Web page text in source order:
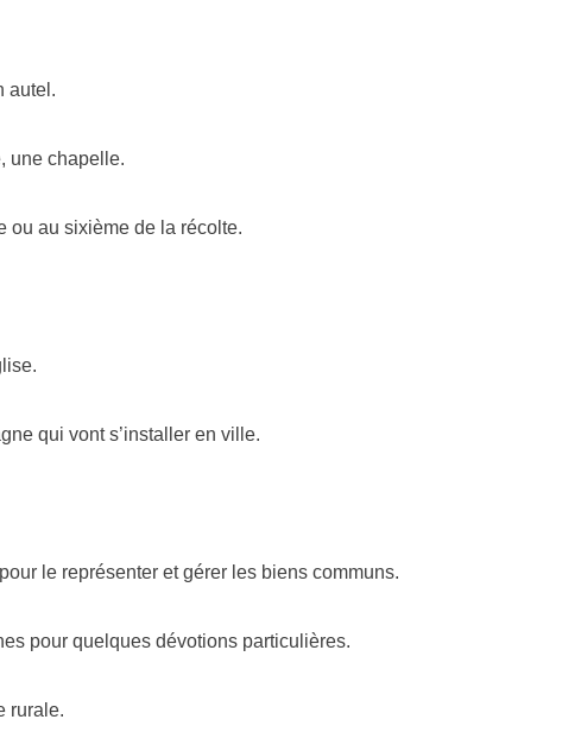
autel.
une chapelle.
ou au sixième de la récolte.
qui vont s’installer en ville.
le représenter et gérer les biens communs.
pour quelques dévotions particulières.
rurale.